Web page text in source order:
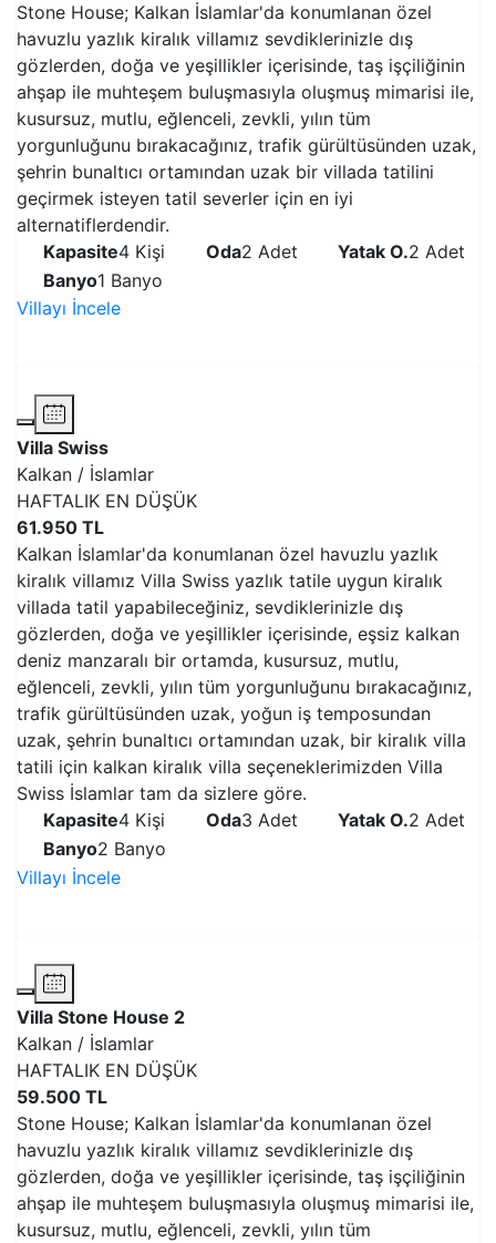
Stone House; Kalkan İslamlar'da konumlanan özel
havuzlu yazlık kiralık villamız sevdiklerinizle dış
gözlerden, doğa ve yeşillikler içerisinde, taş işçiliğinin
ahşap ile muhteşem buluşmasıyla oluşmuş mimarisi ile,
kusursuz, mutlu, eğlenceli, zevkli, yılın tüm
yorgunluğunu bırakacağınız, trafik gürültüsünden uzak,
şehrin bunaltıcı ortamından uzak bir villada tatilini
geçirmek isteyen tatil severler için en iyi
alternatiflerdendir.
Kapasite4 Kişi Oda2 Adet Yatak O.2 Adet
Banyo1 Banyo
Villayı İncele
Villa Swiss
Kalkan / İslamlar
HAFTALIK EN DÜŞÜK
61.950 TL
Kalkan İslamlar'da konumlanan özel havuzlu yazlık
kiralık villamız Villa Swiss yazlık tatile uygun kiralık
villada tatil yapabileceğiniz, sevdiklerinizle dış
gözlerden, doğa ve yeşillikler içerisinde, eşsiz kalkan
deniz manzaralı bir ortamda, kusursuz, mutlu,
eğlenceli, zevkli, yılın tüm yorgunluğunu bırakacağınız,
trafik gürültüsünden uzak, yoğun iş temposundan
uzak, şehrin bunaltıcı ortamından uzak, bir kiralık villa
tatili için kalkan kiralık villa seçeneklerimizden Villa
Swiss İslamlar tam da sizlere göre.
Kapasite4 Kişi Oda3 Adet Yatak O.2 Adet
Banyo2 Banyo
Villayı İncele
Villa Stone House 2
Kalkan / İslamlar
HAFTALIK EN DÜŞÜK
59.500 TL
Stone House; Kalkan İslamlar'da konumlanan özel
havuzlu yazlık kiralık villamız sevdiklerinizle dış
gözlerden, doğa ve yeşillikler içerisinde, taş işçiliğinin
ahşap ile muhteşem buluşmasıyla oluşmuş mimarisi ile,
kusursuz, mutlu, eğlenceli, zevkli, yılın tüm